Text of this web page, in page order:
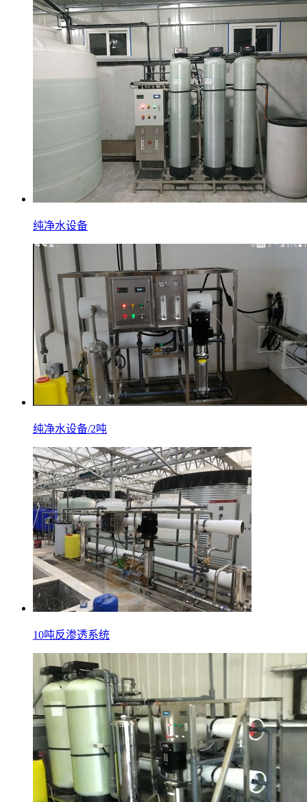
纯净水设备
纯净水设备/2吨
10吨反渗透系统